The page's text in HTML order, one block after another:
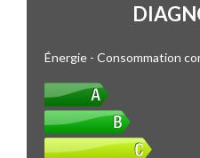
Énergie - Consommation